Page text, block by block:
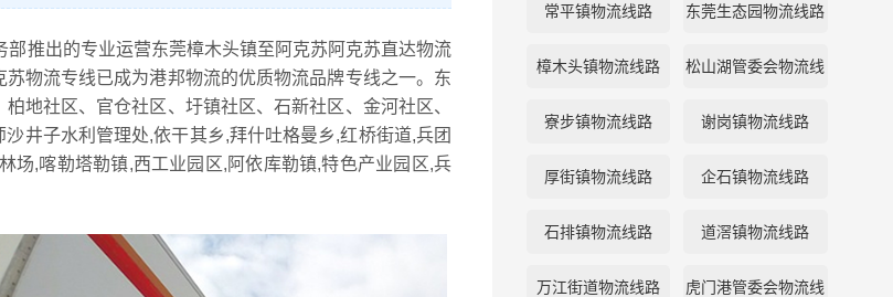
部推出的专业运营东莞樟木头镇至阿克苏阿克苏直达物流
物流专线已成为港邦物流的优质物流品牌专线之一。东
地社区、官仓社区、圩镇社区、石新社区、金河社区、
井子水利管理处,依干其乡,拜什吐格曼乡,红桥街道,兵团
场,喀勒塔勒镇,西工业园区,阿依库勒镇,特色产业园区,兵
常平镇物流线路 东莞生态园物流线路
樟木头镇物流线路 松山湖管委会物流线
路
寮步镇物流线路 谢岗镇物流线路
厚街镇物流线路 企石镇物流线路
石排镇物流线路 道滘镇物流线路
万江街道物流线路 虎门港管委会物流线